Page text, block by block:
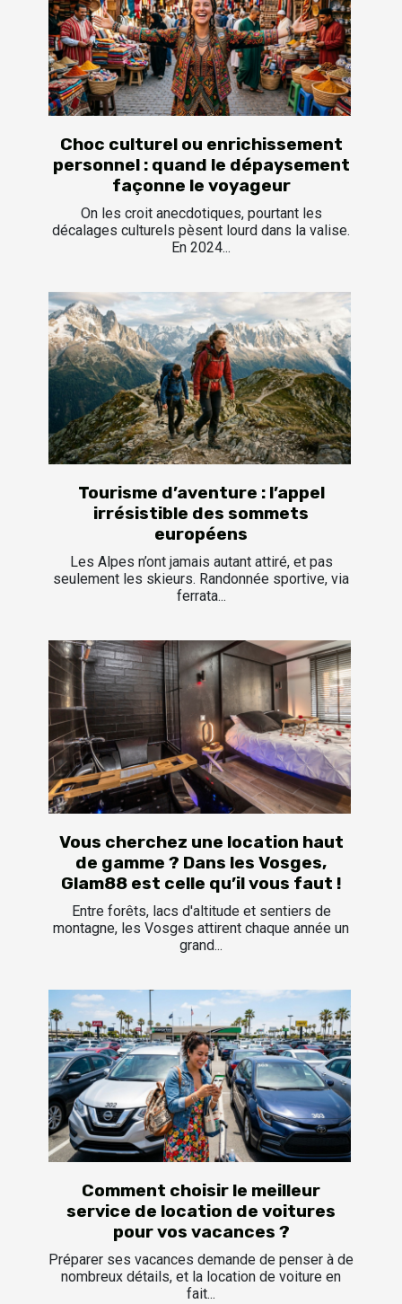
Choc culturel ou enrichissement
personnel : quand le dépaysement
façonne le voyageur
On les croit anecdotiques, pourtant les
décalages culturels pèsent lourd dans la valise.
En 2024...
Tourisme d’aventure : l’appel
irrésistible des sommets
européens
Les Alpes n’ont jamais autant attiré, et pas
seulement les skieurs. Randonnée sportive, via
ferrata...
Vous cherchez une location haut
de gamme ? Dans les Vosges,
Glam88 est celle qu’il vous faut !
Entre forêts, lacs d'altitude et sentiers de
montagne, les Vosges attirent chaque année un
grand...
Comment choisir le meilleur
service de location de voitures
pour vos vacances ?
Préparer ses vacances demande de penser à de
nombreux détails, et la location de voiture en
fait...